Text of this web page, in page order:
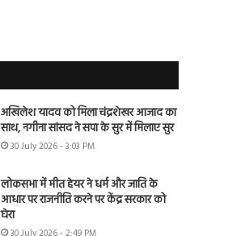
अखिलेश यादव को मिला चंद्रशेखर आजाद का
साथ, नगीना सांसद ने सपा के सुर में मिलाए सुर
30 July 2026 - 3:03 PM
लोकसभा में मीत हेयर ने धर्म और जाति के
आधार पर राजनीति करने पर केंद्र सरकार को
घेरा